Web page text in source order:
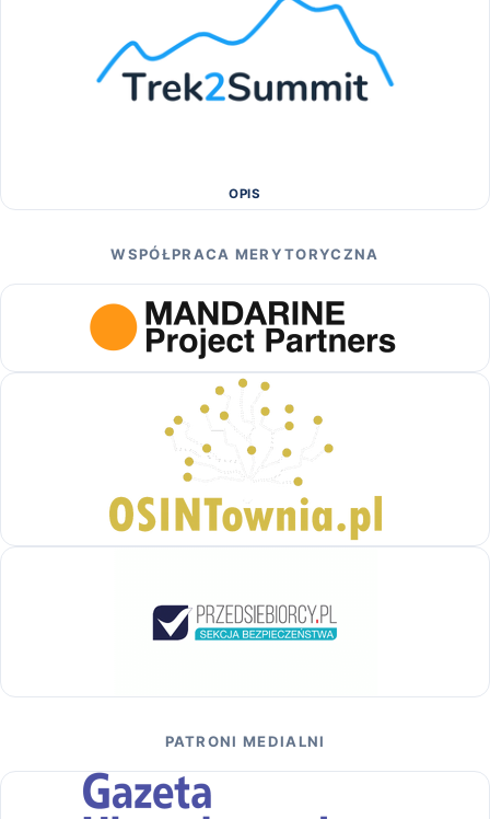
OPIS
WSPÓŁPRACA MERYTORYCZNA
PATRONI MEDIALNI